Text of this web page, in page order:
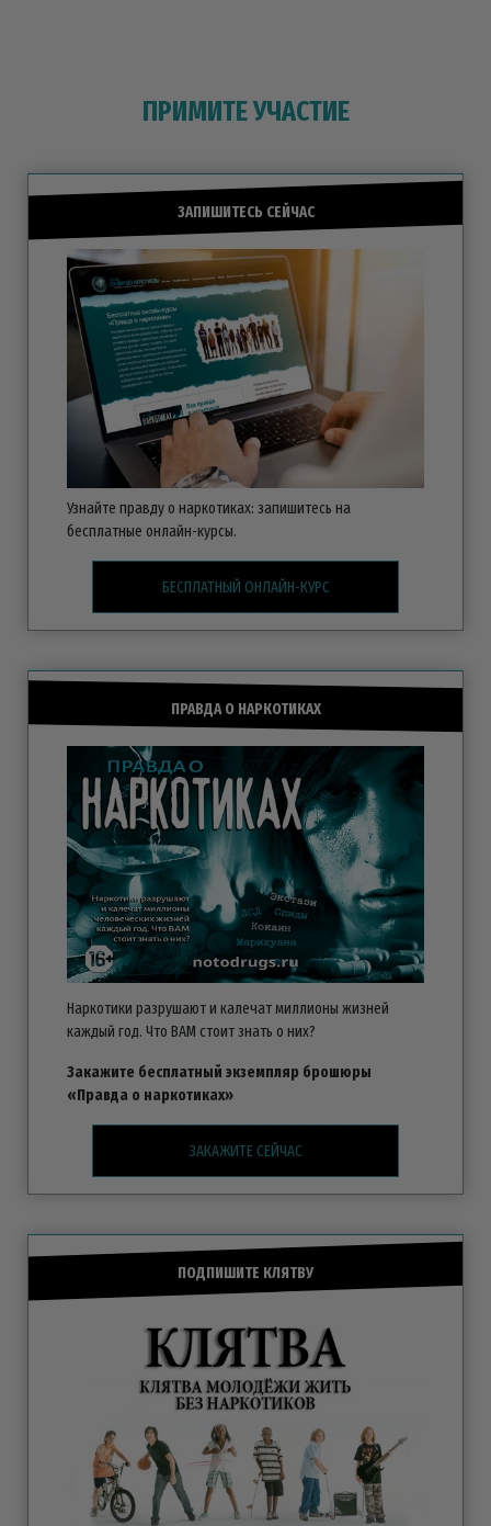
ПРИМИТЕ УЧАСТИЕ
ЗАПИШИТЕСЬ СЕЙЧАС
Узнайте правду о наркотиках: запишитесь на
бесплатные онлайн-курсы.
БЕСПЛАТНЫЙ ОНЛАЙН-КУРС
ПРАВДА О НАРКОТИКАХ
Наркотики разрушают и калечат миллионы жизней
каждый год. Что ВАМ стоит знать о них?
Закажите бесплатный экземпляр брошюры
«Правда о наркотиках»
ЗАКАЖИТЕ СЕЙЧАС
ПОДПИШИТЕ КЛЯТВУ